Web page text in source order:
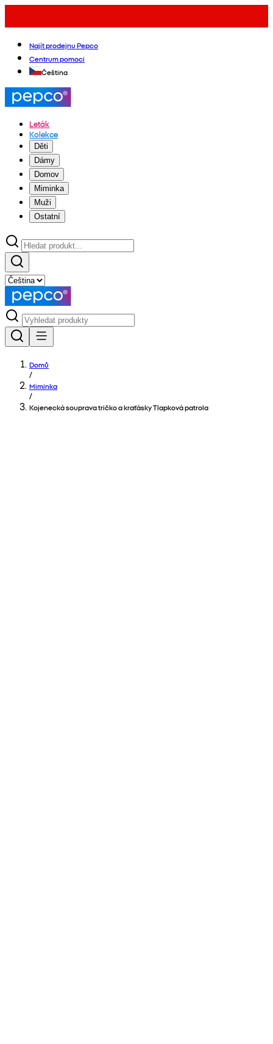
Najít prodejnu Pepco
Centrum pomoci
Čeština
Leták
Kolekce
Děti
Dámy
Domov
Miminka
Muži
Ostatní
Domů
/
Miminka
/
Kojenecká souprava tričko a kraťásky Tlapková patrola